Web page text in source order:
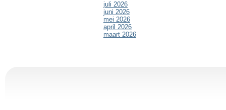
juli 2026
juni 2026
mei 2026
april 2026
maart 2026